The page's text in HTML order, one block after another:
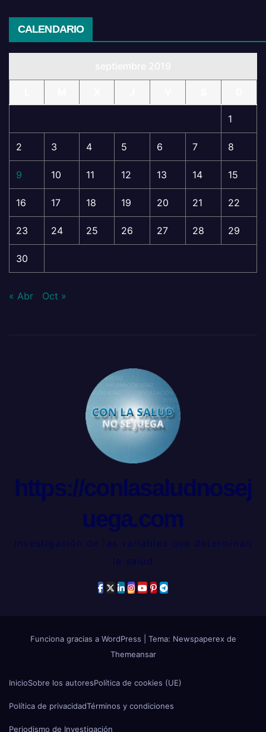
CALENDARIO
1
2 3 4 5 6 7 8
9 10 11 12 13 14 15
16 17 18 19 20 21 22
23 24 25 26 27 28 29
30
« Abr Oct »
https://conlasaludnosej
uega.com
Investigación de las variables que determinan
la salud
Funciona gracias a WordPress
Tema: Newspaperex de
Themeansar
InicioSobre los autoresPolítica de cookies (UE)
Política de privacidadTérminos y condiciones
Periodismo de Investigación